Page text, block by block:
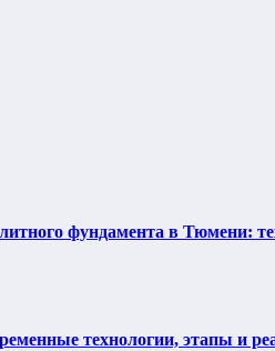
фундамента в Тюмени:
технологии, этапы и